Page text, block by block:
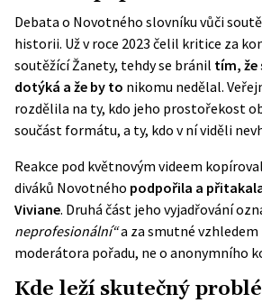
Debata o Novotného slovníku vůči
historii. Už v roce 2023 čelil kritice za
soutěžící Žanety, tehdy se bránil tím, že
dotýká a že by to nikomu nedělal.
rozdělila na ty, kdo jeho prostořekost
součást formátu, a ty, kdo v ní viděli
Reakce pod květnovým videem
diváků Novotného podpořila a
Viviane. Druhá část jeho vyjadřování
neprofesionální“a za smutné vzhledem
moderátora pořadu, ne o anonymního
Kde leží skutečný